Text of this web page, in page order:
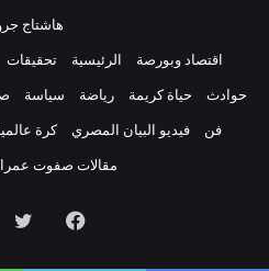
هاشتاج
اقتصاد وبورصة الرئيسية تحقيقات
حوادث حياة كريمة رياضة سياسة
فن فيديو البيان المصري كرة
مقالات صفوت
فيسبوك